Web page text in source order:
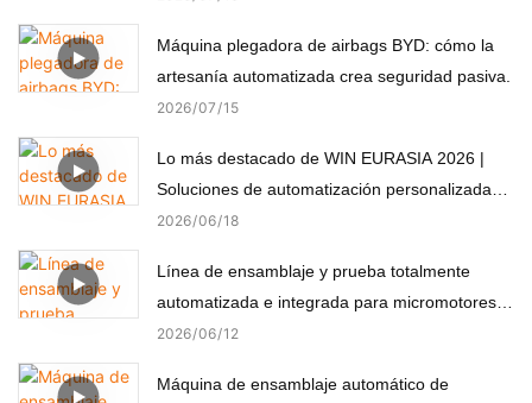
Máquina plegadora de airbags BYD: cómo la
artesanía automatizada crea seguridad pasiva.
2026 07 15
Lo más destacado de WIN EURASIA 2026 |
Soluciones de automatización personalizadas
para electrónica, automoción, medicina y
2026 06 18
Línea de ensamblaje y prueba totalmente
automatizada e integrada para micromotores
(componentes no estándar)
2026 06 12
Máquina de ensamblaje automático de